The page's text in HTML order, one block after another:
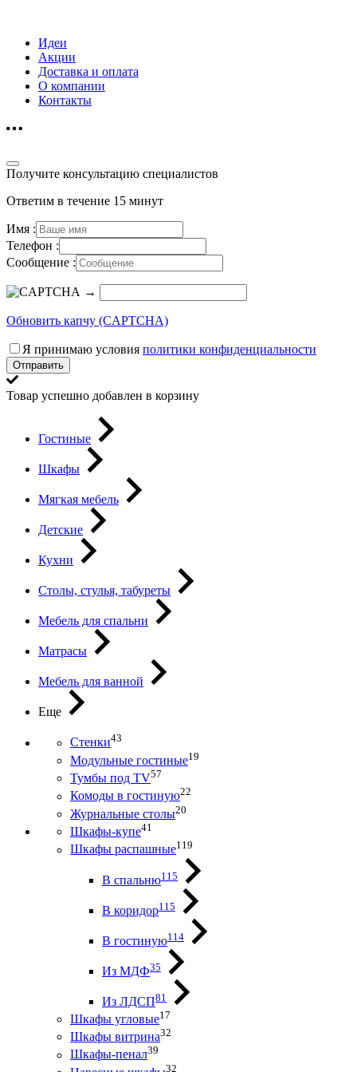
Идеи
Акции
Доставка и оплата
О компании
Контакты
Получите консультацию специалистов
Ответим в течение 15 минут
Имя :
Телефон :
Сообщение :
→
Обновить капчу (CAPTCHA)
Я принимаю условия политики конфиденциальности
Отправить
Товар успешно добавлен в корзину
Гостиные
Шкафы
Мягкая мебель
Детские
Кухни
Столы, стулья, табуреты
Мебель для спальни
Матрасы
Мебель для ванной
Еще
Стенки43
Модульные гостиные19
Тумбы под ТV57
Комоды в гостиную22
Журнальные столы20
Шкафы-купе41
Шкафы распашные119
В спальню115
В коридор115
В гостиную114
Из МДФ35
Из ЛДСП81
Шкафы угловые17
Шкафы витрина32
Шкафы-пенал39
32